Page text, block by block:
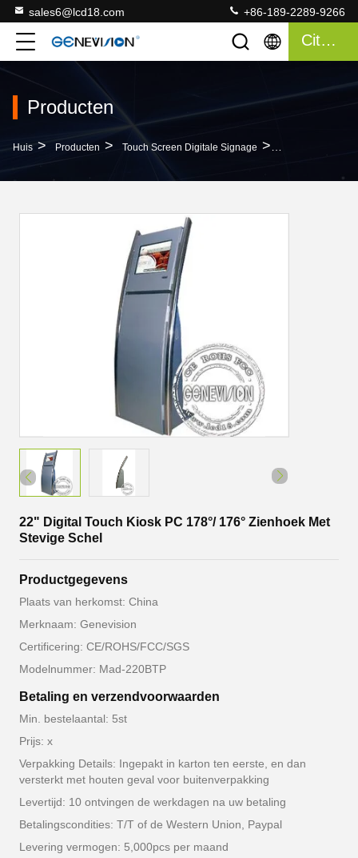
sales6@lcd18.com +86-189-2289-9266
Citaat
Producten
Huis > Producten > Touch Screen Digitale Signage >
22" Digital Touch Kiosk PC 178°/ 176° Zienhoek Met
Stevige Schel
Productgegevens
Plaats van herkomst: China
Merknaam: Genevision
Certificering: CE/ROHS/FCC/SGS
Modelnummer: Mad-220BTP
Betaling en verzendvoorwaarden
Min. bestelaantal: 5st
Prijs: x
Verpakking Details: Ingepakt in karton ten eerste, en dan
versterkt met houten geval voor buitenverpakking
Levertijd: 10 ontvingen de werkdagen na uw betaling
Betalingscondities: T/T of de Western Union, Paypal
Levering vermogen: 5,000pcs per maand